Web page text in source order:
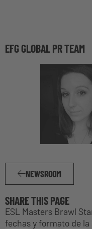
EFG GLOBAL PR TEAM
NEWSROOM
SHARE THIS PAGE
ESL Masters Brawl
fechas y formato de